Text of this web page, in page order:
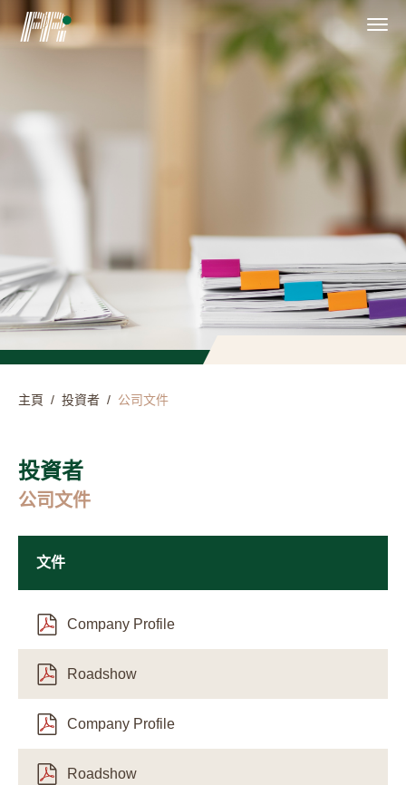
主頁 / 投資者 / 公司文件
投資者
公司文件
文件
Company Profile
Roadshow
Company Profile
Roadshow